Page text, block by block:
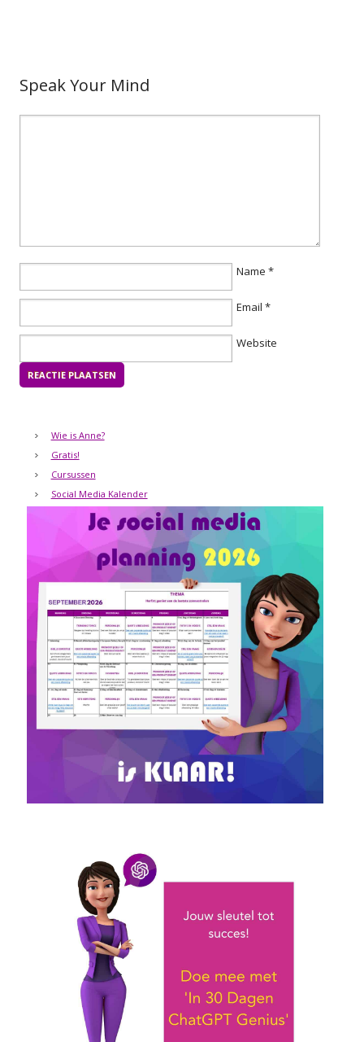
Speak Your Mind
Name *
Email *
Website
Wie is Anne?
Gratis!
Cursussen
Social Media Kalender